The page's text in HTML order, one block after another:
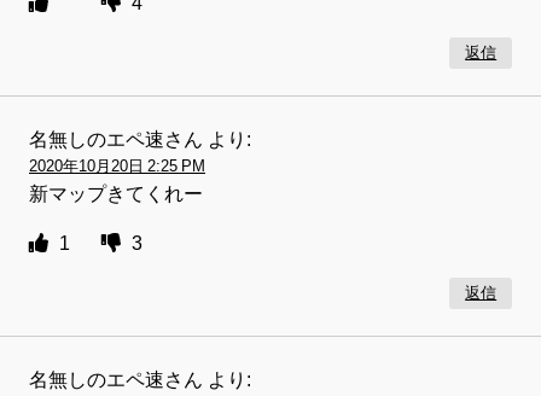
返信
名無しのエペ速さん より:
2020年10月20日 2:25 PM
新マップきてくれー
1 3
返信
名無しのエペ速さん より: